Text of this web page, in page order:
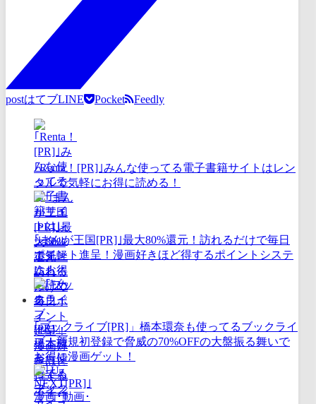
postはてブLINE Pocket Feedly
｢Renta！[PR]｣みんな使ってる電子書籍サイトはレン
タルで気軽にお得に読める！
｢まんが王国[PR]｣最大80%還元！訪れるだけで毎日
ポイント進呈！漫画好きほど得するポイントシステ
ム！
｢ブックライブ[PR]」橋本環奈も使ってるブックライ
ブ！新規初登録で脅威の70%OFFの大盤振る舞いで
お得に漫画ゲット！